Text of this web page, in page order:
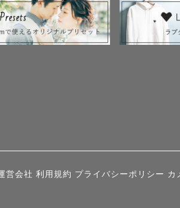
営会社 利用規約 プライバシーポリシー カ